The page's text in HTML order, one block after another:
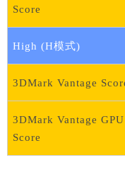
Score
High (H模式)
3DMark Vantage
3DMark Vantage GPU
Score